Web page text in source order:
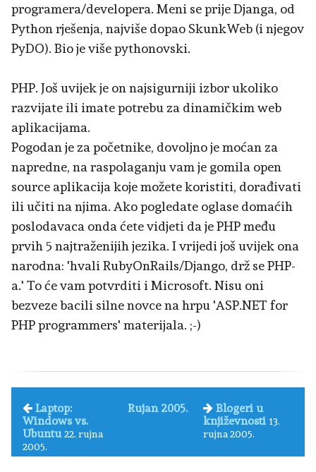
programera/developera. Meni se prije Djanga, od
Python rješenja, najviše dopao SkunkWeb (i njegov
PyDO). Bio je više pythonovski.
PHP. Još uvijek je on najsigurniji izbor ukoliko
razvijate ili imate potrebu za dinamičkim web
aplikacijama.
Pogodan je za početnike, dovoljno je moćan za
napredne, na raspolaganju vam je gomila open
source aplikacija koje možete koristiti, dorađivati
ili učiti na njima. Ako pogledate oglase domaćih
poslodavaca onda ćete vidjeti da je PHP među
prvih 5 najtraženijih jezika. I vrijedi još uvijek ona
narodna: 'hvali RubyOnRails/Django, drž se PHP-
a.' To će vam potvrditi i Microsoft. Nisu oni
bezveze bacili silne novce na hrpu 'ASP.NET for
PHP programmers' materijala. ;-)
Laptop:
Windows vs.
Ubuntu 22. rujna
2005.
Rujan 2005.
Blogeri u
književnosti 13.
rujna 2005.